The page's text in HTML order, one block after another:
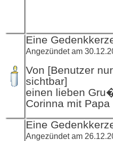
Eine
Angezündet am
Von [Benutzer
sichtbar]
einen lieben
Corinna mit
Eine
Angezündet am